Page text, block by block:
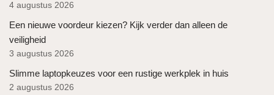
4 augustus 2026
Een nieuwe voordeur kiezen? Kijk verder dan alleen de
veiligheid
3 augustus 2026
Slimme laptopkeuzes voor een rustige werkplek in huis
2 augustus 2026